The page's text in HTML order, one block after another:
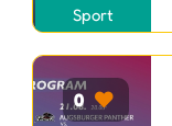
Sport
0